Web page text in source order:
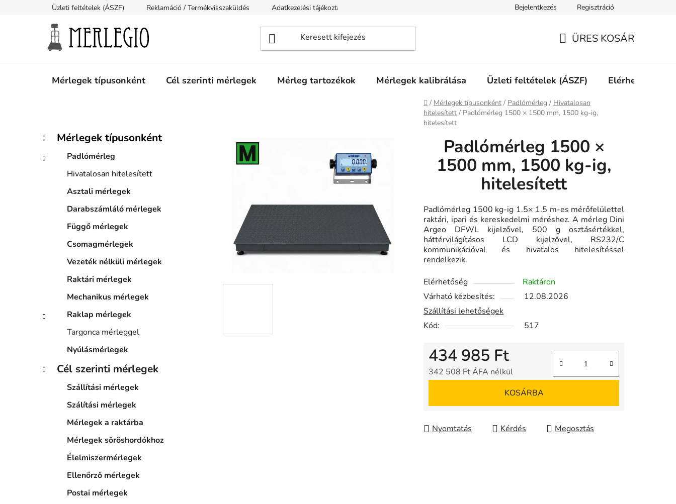
Üzleti feltételek (ÁSZF) Reklamáció / Termékvisszaküldés Adatkezelési tájékoztató Bejelentkezés Regisztráció
ÜRES KOSÁR
Mérlegek típusonként Cél szerinti mérlegek Mérleg tartozékok Mérlegek kalibrálása Üzleti feltételek (ÁSZF) Elérhetőségek
Kezdőlap
/ Mérlegek típusonként / Padlómérleg / Hivatalosan
hitelesített / Padlómérleg 1500 × 1500 mm, 1500 kg-ig,
hitelesített
O
d
Kategóriák
átugrása
K
a
t
Mérlegek típusonként
Padlómérleg
Hivatalosan hitelesített
Asztali mérlegek
Darabszámláló mérlegek
Függő mérlegek
Csomagmérlegek
Vezeték nélküli mérlegek
Raktári mérlegek
Mechanikus mérlegek
Raklap mérlegek
Targonca mérleggel
Nyúlásmérlegek
Cél szerinti mérlegek
Szállítási mérlegek
Szálítási mérlegek
Mérlegek a raktárba
Mérlegek söröshordókhoz
Élelmiszermérlegek
Ellenőrző mérlegek
Postai mérlegek
Padlómérleg 1500 ×
1500 mm, 1500 kg-ig,
hitelesített
Padlómérleg 1500 kg-ig 1.5× 1.5 m-es mérőfelülettel
raktári, ipari és kereskedelmi méréshez. A mérleg Dini
Argeo DFWL kijelzővel, 500 g osztásértékkel,
háttérvilágításos LCD kijelzővel, RS232/C
kommunikációval és hivatalos hitelesítéssel
rendelkezik.
Elérhetőség
Raktáron
Várható kézbesítés:
12.08.2026
Szállítási lehetőségek
Kód:
517
434 985 Ft
342 508 Ft ÁFA nélkül
KOSÁRBA
Nyomtatás Kérdés Megosztás